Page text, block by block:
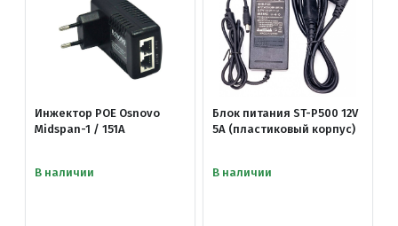
Инжектор POE Osnovo
Midspan-1 / 151A
В наличии
Блок питания ST-P500 12V
5A (пластиковый корпус)
В наличии